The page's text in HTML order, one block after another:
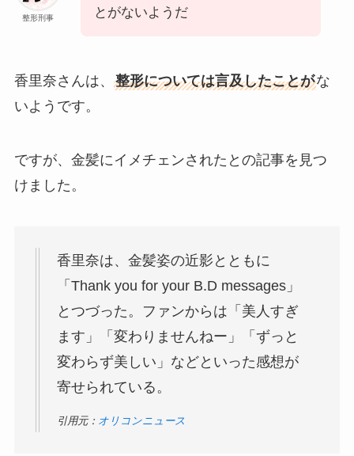
整形刑事
とがないようだ
香里奈さんは、 整形については言及したことがな
いようです。
ですが、金髪にイメチェンされたとの記事を見つ
けました。
香里奈は、金髪姿の近影とともに
「Thank you for your B.D messages」
とつづった。ファンからは「美人すぎ
ます」「変わりませんねー」「ずっと
変わらず美しい」などといった感想が
寄せられている。
引用元： オリコンニュース